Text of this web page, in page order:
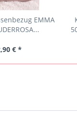
EMMA
€ *